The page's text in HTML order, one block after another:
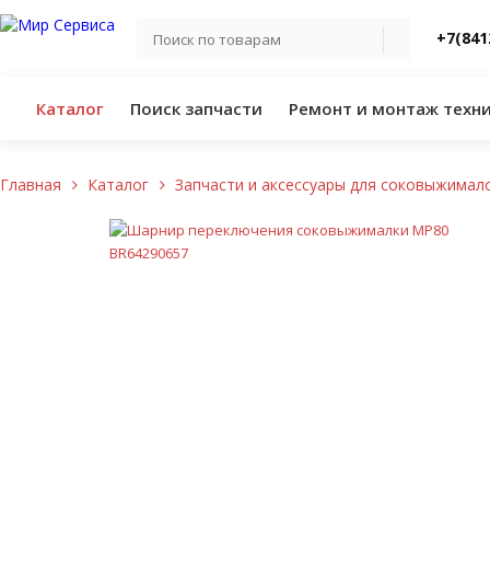
Каталог Поиск запчасти Ремонт и монтаж
Главная Каталог Запчасти и аксессуары для